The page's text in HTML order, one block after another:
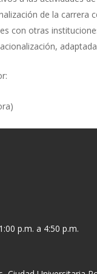
de la carrera
con otras
p.m. a 4:50 p.m.